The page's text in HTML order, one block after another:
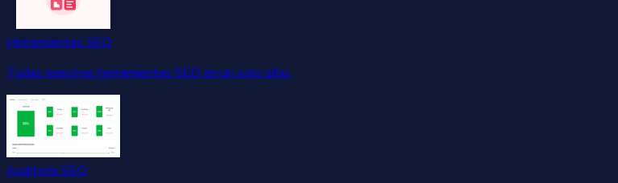
Herramientas SEO
Todas nuestras herramientas SEO en un solo sitio.
Auditoría SEO